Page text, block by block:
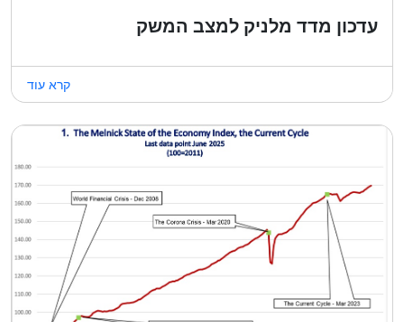
עדכון מדד מלניק למצב המשק
קרא עוד